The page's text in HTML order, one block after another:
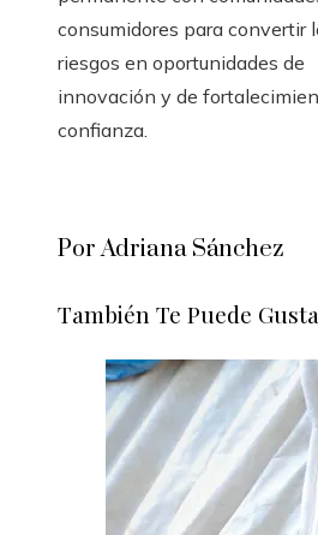
consumidores para convertir
riesgos en oportunidades de
innovación y de
confianza.
Por Adriana Sánchez
También Te Puede